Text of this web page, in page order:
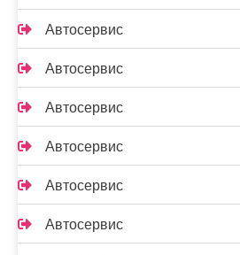
Автосервис
Автосервис
Автосервис
Автосервис
Автосервис
Автосервис